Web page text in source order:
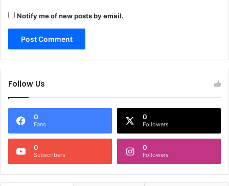
Notify me of new posts by email.
Follow Us
0
Fans
0
Followers
0
Subscribers
0
Followers